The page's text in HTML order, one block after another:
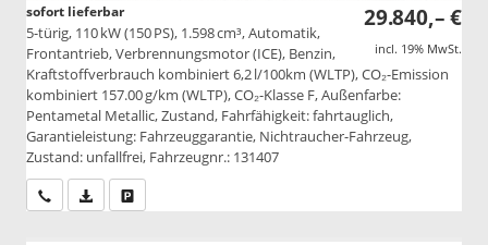
29.840,– €
incl. 19% MwSt.
sofort lieferbar
5-türig, 110 kW (150 PS), 1.598 cm³, Automatik,
Frontantrieb, Verbrennungsmotor (ICE), Benzin,
Kraftstoffverbrauch kombiniert 6,2 l/100km (WLTP), CO₂-Emission
kombiniert 157.00 g/km (WLTP), CO₂-Klasse F, Außenfarbe:
Pentametal Metallic, Zustand, Fahrfähigkeit: fahrtauglich,
Garantieleistung: Fahrzeuggarantie, Nichtraucher-Fahrzeug,
Zustand: unfallfrei, Fahrzeugnr.: 131407
Wir rufen Sie anPDF-Datei, Fahrzeugexposé drucken